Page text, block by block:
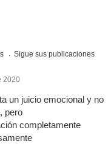
Sigue sus publicaciones
2020
un juicio emocional y no
pero
completamente